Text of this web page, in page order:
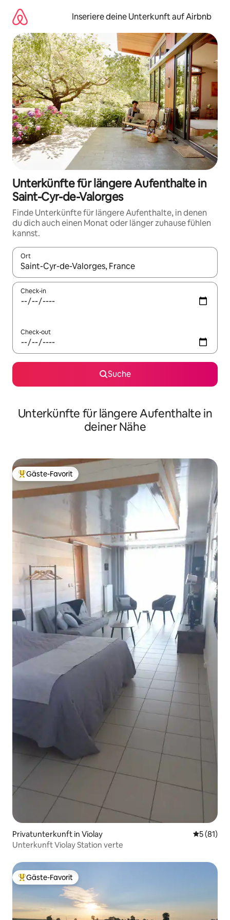
Inhalten
springen
Inseriere deine Unterkunft auf Airbnb
Unterkünfte für längere Aufenthalte in
Saint-Cyr-de-Valorges
Finde Unterkünfte für längere Aufenthalte, in denen
du dich auch einen Monat oder länger zuhause fühlen
kannst.
Ort
Wenn Ergebnisse verfügbar sind, navigiere mit den
Check-in
Check-out
Suche
Unterkünfte für längere Aufenthalte in
deiner Nähe
Beliebter Gäste-Favorit.
Gäste-Favorit
Privatunterkunft in Violay
5 (81)
Unterkunft Violay Station verte
Beliebter Gäste-Favorit.
Gäste-Favorit